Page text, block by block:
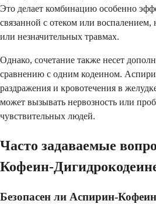
Это делает комбинацию особенно
связанной с отеком или
или незначительных травмах.
Однако, сочетание также несет
сравнению с одним кодеином.
раздражения и кровотечения в
может вызывать нервозность или
чувствительных людей.
Часто задаваемые
Кофеин-
Безопасен ли Аспирин-